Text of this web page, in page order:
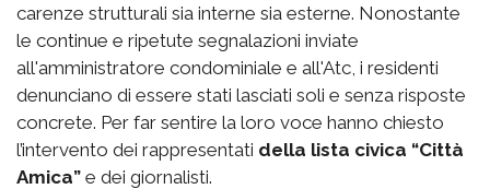
carenze strutturali sia interne sia esterne. Nonostante
le continue e ripetute segnalazioni inviate
all'amministratore condominiale e all'Atc, i residenti
denunciano di essere stati lasciati soli e senza risposte
concrete. Per far sentire la loro voce hanno chiesto
l’intervento dei rappresentati della lista civica “Città
Amica” e dei giornalisti.